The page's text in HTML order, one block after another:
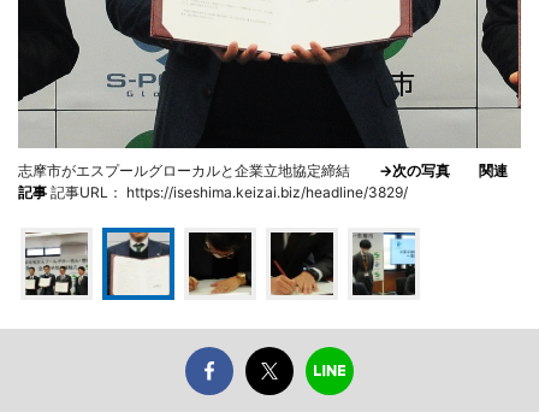
志摩市がエスプールグローカルと企業立地協定締結 →次の写真
関連
記事 記事URL： https://iseshima.keizai.biz/headline/3829/